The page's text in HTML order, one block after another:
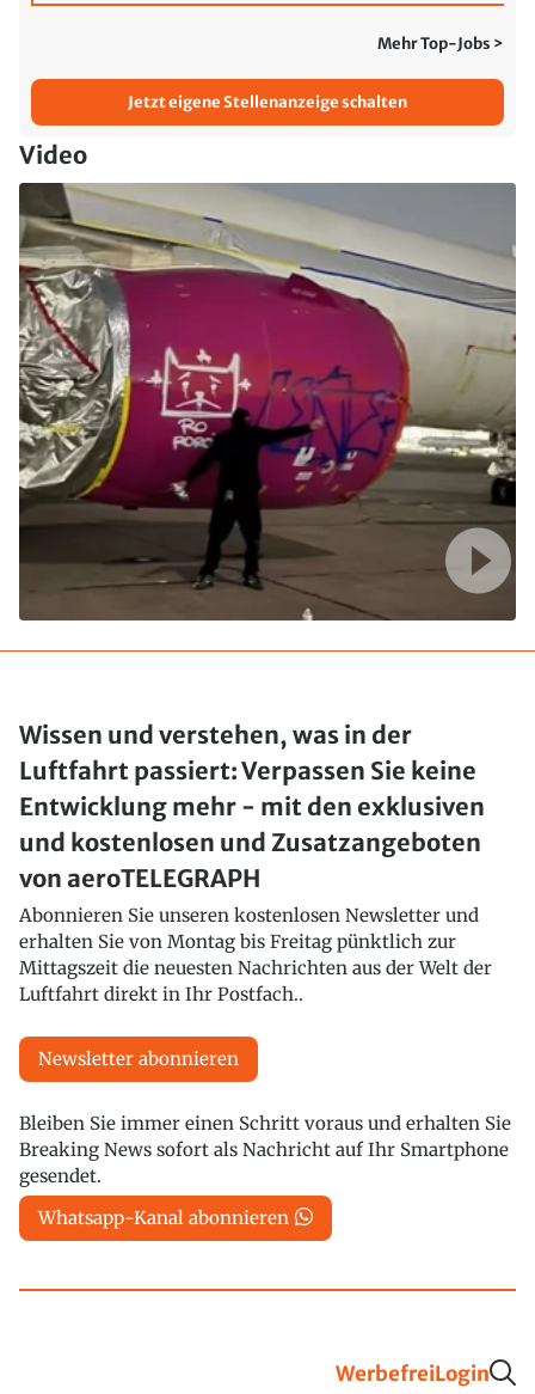
Mehr Top-Jobs >
Jetzt eigene Stellenanzeige schalten
Video
Wissen und verstehen, was in der
Luftfahrt passiert: Verpassen Sie keine
Entwicklung mehr - mit den exklusiven
und kostenlosen und Zusatzangeboten
von aeroTELEGRAPH
Abonnieren Sie unseren kostenlosen Newsletter und
erhalten Sie von Montag bis Freitag pünktlich zur
Mittagszeit die neuesten Nachrichten aus der Welt der
Luftfahrt direkt in Ihr Postfach..
Newsletter abonnieren
Bleiben Sie immer einen Schritt voraus und erhalten Sie
Breaking News sofort als Nachricht auf Ihr Smartphone
gesendet.
Whatsapp-Kanal abonnieren
WerbefreiLogin